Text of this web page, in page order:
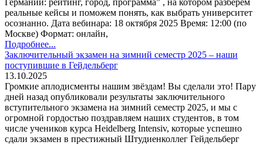
Германии: рейтинг, город, программа” , на котором разберём
реальные кейсы и поможем понять, как выбрать университет
осознанно. Дата вебинара: 18 октября 2025 Время: 12:00 (по
Москве) Формат: онлайн,
Подробнее...
Заключительный экзамен на зимний семестр 2025 – наши
поступившие в Гейдельберг
13.10.2025
Громкие аплодисменты нашим звёздам! Вы сделали это! Пару
дней назад опубликовали результаты заключительного
вступительного экзамена на зимний семестр 2025, и мы с
огромной гордостью поздравляем наших студентов, в том
числе учеников курса Heidelberg Intensiv, которые успешно
сдали экзамен в престижный Штудиенколлег Гейдельберг